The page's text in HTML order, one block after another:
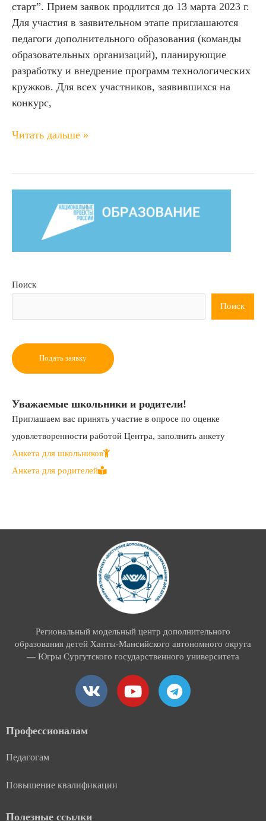
старт”. Прием заявок продлится до 13 марта 2023 г.
Для участия в заявительном этапе приглашаются
педагоги дополнительного образования (команды
образовательных организаций), планирующие
разработку и внедрение программ технологических
кружков. Для всех участников, заявившихся на
конкурс,
Читать дальше »
Поиск
Поиск
Подать заявку
Уважаемые школьники и родители!
Приглашаем вас принять участие в опросе по оценке
удовлетворенности работой Центра, заполнить анкету
Анкета для школьников
Анкета для родителей
Региональный модельный центр дополнительного
образования детей Ханты-Мансийского автономного округа
— Югры Сургутского государственного университета
V
k
Y
o
T
e
Профессионалам
Педагогам
Повышение квалификации
Полезные ссылки